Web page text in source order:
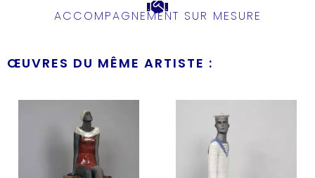
ACCOMPAGNEMENT SUR MESURE
ŒUVRES DU MÊME ARTISTE :